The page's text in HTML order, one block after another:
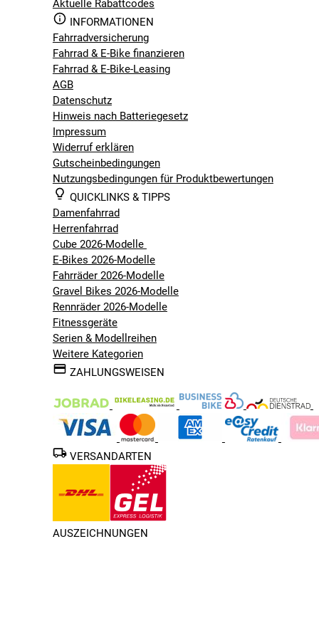
Aktuelle Rabattcodes
INFORMATIONEN
Fahrradversicherung
Fahrrad & E-Bike finanzieren
Fahrrad & E-Bike-Leasing
AGB
Datenschutz
Hinweis nach Batteriegesetz
Impressum
Widerruf erklären
Gutscheinbedingungen
Nutzungsbedingungen für Produktbewertungen
QUICKLINKS & TIPPS
Damenfahrrad
Herrenfahrrad
Cube 2026-Modelle
E-Bikes 2026-Modelle
Fahrräder 2026-Modelle
Gravel Bikes 2026-Modelle
Rennräder 2026-Modelle
Fitnessgeräte
Serien & Modellreihen
Weitere Kategorien
ZAHLUNGSWEISEN
VERSANDARTEN
AUSZEICHNUNGEN